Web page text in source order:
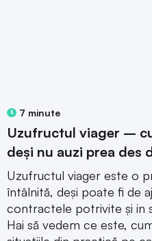
7 minute
Uzufructul viager –
deși nu auzi prea des
Uzufructul viager este o
întâlnită, deși poate fi de
contractele potrivite și in
Hai să vedem ce este,